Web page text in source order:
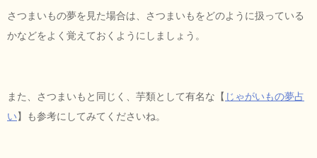
さつまいもの夢を見た場合は、さつまいもをどのように扱っている
かなどをよく覚えておくようにしましょう。
また、さつまいもと同じく、芋類として有名な【 じゃがいもの夢占
い】も参考にしてみてくださいね。